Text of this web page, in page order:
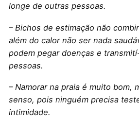
longe de outras pessoas.
– Bichos de estimação não
além do calor não ser nada
podem pegar doenças e
pessoas.
– Namorar na praia é muito bom,
senso, pois ninguém precisa
intimidade.